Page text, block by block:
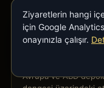
Günlük bülten
4 Haz 2026 ·4 dk
Doğal gaz: yaz
Avrupa ve ABD
Ziyaretlerin hangi
için Google
onayınızla çalışır.